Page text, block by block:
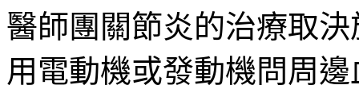
醫師團關節炎的治療取
用電動機或發動機問周